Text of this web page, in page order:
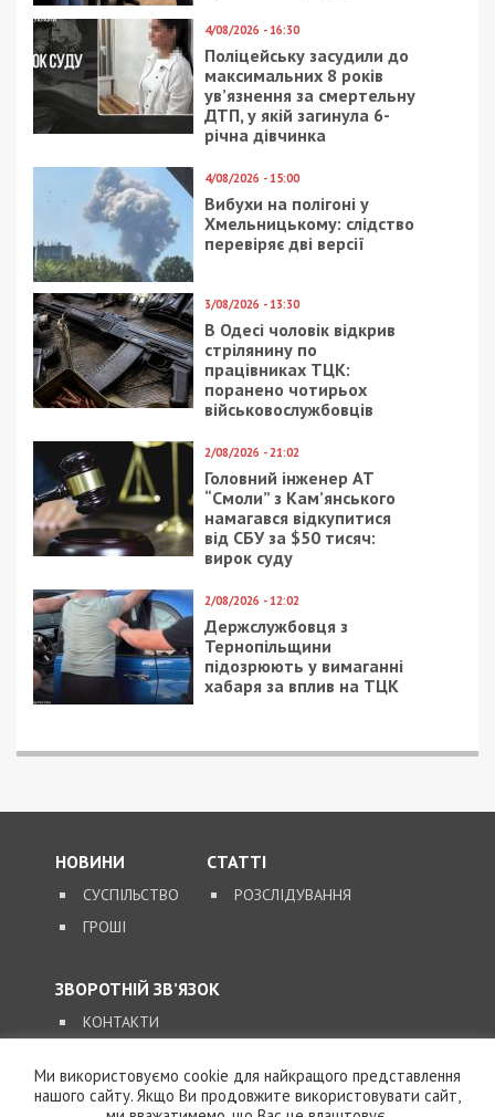
4/08/2026 - 16:30
Поліцейську засудили до
максимальних 8 років
ув’язнення за смертельну
ДТП, у якій загинула 6-
річна дівчинка
4/08/2026 - 15:00
Вибухи на полігоні у
Хмельницькому: слідство
перевіряє дві версії
3/08/2026 - 13:30
В Одесі чоловік відкрив
стрілянину по
працівниках ТЦК:
поранено чотирьох
військовослужбовців
2/08/2026 - 21:02
Головний інженер АТ
“Смоли” з Кам’янського
намагався відкупитися
від СБУ за $50 тисяч:
вирок суду
2/08/2026 - 12:02
Держслужбовця з
Тернопільщини
підозрюють у вимаганні
хабаря за вплив на ТЦК
НОВИНИ
СУСПІЛЬСТВО
ГРОШІ
СТАТТІ
РОЗСЛІДУВАННЯ
ЗВОРОТНІЙ ЗВ’ЯЗОК
КОНТАКТИ
SUPPORT@49000.COM.UA
Ми використовуємо cookie для найкращого представлення
нашого сайту. Якщо Ви продовжите використовувати сайт,